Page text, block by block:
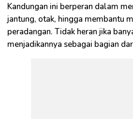
Kandungan ini berperan dalam
jantung, otak, hingga membantu
peradangan. Tidak heran jika
menjadikannya sebagai bagian